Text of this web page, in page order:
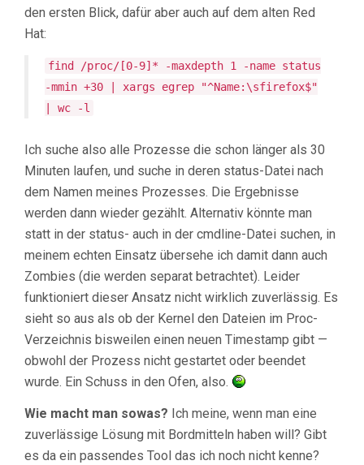
den ersten Blick, dafür aber auch auf dem alten Red
Hat:
find /proc/[0-9]* -maxdepth 1 -name status
-mmin +30 | xargs egrep "^Name:\sfirefox$"
| wc -l
Ich suche also alle Prozesse die schon länger als 30
Minuten laufen, und suche in deren status-Datei nach
dem Namen meines Prozesses. Die Ergebnisse
werden dann wieder gezählt. Alternativ könnte man
statt in der status- auch in der cmdline-Datei suchen, in
meinem echten Einsatz übersehe ich damit dann auch
Zombies (die werden separat betrachtet). Leider
funktioniert dieser Ansatz nicht wirklich zuverlässig. Es
sieht so aus als ob der Kernel den Dateien im Proc-
Verzeichnis bisweilen einen neuen Timestamp gibt —
obwohl der Prozess nicht gestartet oder beendet
wurde. Ein Schuss in den Ofen, also.
Wie macht man sowas? Ich meine, wenn man eine
zuverlässige Lösung mit Bordmitteln haben will? Gibt
es da ein passendes Tool das ich noch nicht kenne?